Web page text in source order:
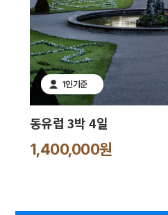
1인기준
동유럽 3박 4일
1,400,000원